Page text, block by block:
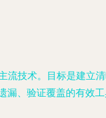
技术。目标是建立清
、验证覆盖的有效工